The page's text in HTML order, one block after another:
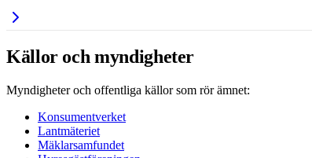
Källor och myndigheter
Myndigheter och offentliga källor som rör ämnet:
Konsumentverket
Lantmäteriet
Mäklarsamfundet